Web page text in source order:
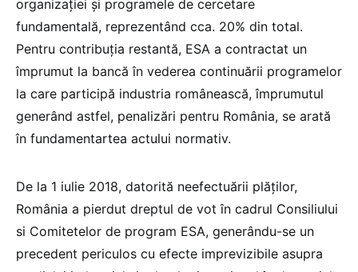
organizației și programele de cercetare
fundamentală, reprezentând cca. 20% din total.
Pentru contribuția restantă, ESA a contractat un
împrumut la bancă în vederea continuării programelor
la care participă industria românească, împrumutul
generând astfel, penalizări pentru România, se arată
în fundamentartea actului normativ.
De la 1 iulie 2018, datorită neefectuării plăților,
România a pierdut dreptul de vot în cadrul Consiliului
si Comitetelor de program ESA, generându-se un
precedent periculos cu efecte imprevizibile asupra